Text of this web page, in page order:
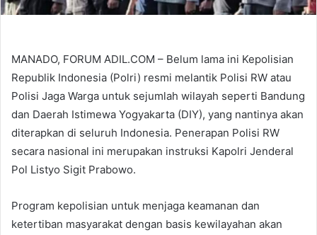
MANADO, FORUM ADIL.COM – Belum lama ini Kepolisian
Republik Indonesia (Polri) resmi melantik Polisi RW atau
Polisi Jaga Warga untuk sejumlah wilayah seperti Bandung
dan Daerah Istimewa Yogyakarta (DIY), yang nantinya akan
diterapkan di seluruh Indonesia. Penerapan Polisi RW
secara nasional ini merupakan instruksi Kapolri Jenderal
Pol Listyo Sigit Prabowo.
Program kepolisian untuk menjaga keamanan dan
ketertiban masyarakat dengan basis kewilayahan akan